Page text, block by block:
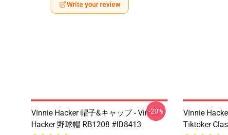
Write your review
Vinnie Hacker 帽子&キャップ - Vinnie
Hacker 野球帽 RB1208 #ID8413
-20%
Vinnie
Tiktoker